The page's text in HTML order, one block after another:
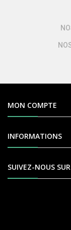
MON COMPTE
INFORMATIONS
SUIVEZ-NOUS